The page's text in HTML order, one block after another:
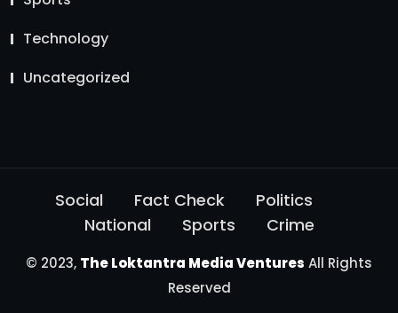
Technology
Uncategorized
Social Fact Check
Politics
National
Sports Crime
© 2023, The Loktantra Media Ventures All Rights
Reserved